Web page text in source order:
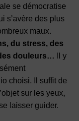
se démocratise
s’avère des plus
maux.
du stress, des
douleurs…
Il y
choisi. Il suffit de
sur les yeux,
laisser guider.